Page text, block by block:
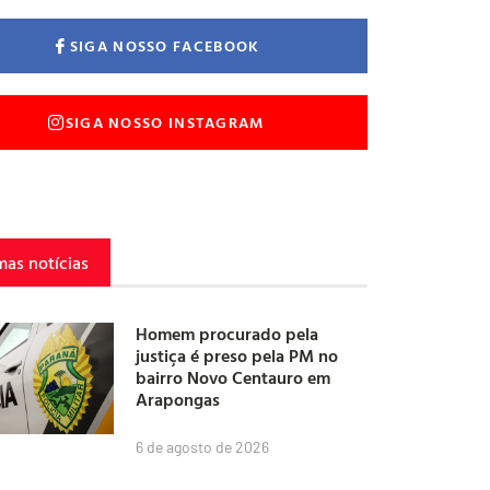
SIGA NOSSO FACEBOOK
SIGA NOSSO INSTAGRAM
notícias
Homem procurado pela
justiça é preso pela PM no
bairro Novo Centauro em
Arapongas
6 de agosto de 2026